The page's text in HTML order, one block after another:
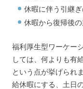
休暇に伴う引継
休暇から復帰後
福利厚生型ワーケー
しては、何よりも有
という点が挙げられ
給休暇にする、土日